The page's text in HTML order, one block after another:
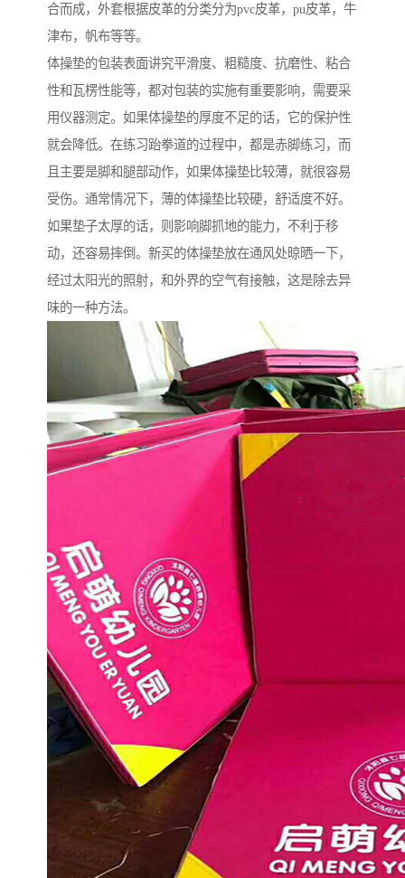
合而成，外套根据皮革的分类分为pvc皮革，pu皮革，牛
津布，帆布等等。
体操垫的包装表面讲究平滑度、粗糙度、抗磨性、粘合
性和瓦楞性能等，都对包装的实施有重要影响，需要采
用仪器测定。如果体操垫的厚度不足的话，它的保护性
就会降低。在练习跆拳道的过程中，都是赤脚练习，而
且主要是脚和腿部动作，如果体操垫比较薄，就很容易
受伤。通常情况下，薄的体操垫比较硬，舒适度不好。
如果垫子太厚的话，则影响脚抓地的能力，不利于移
动，还容易摔倒。新买的体操垫放在通风处晾晒一下，
经过太阳光的照射，和外界的空气有接触，这是除去异
味的一种方法。